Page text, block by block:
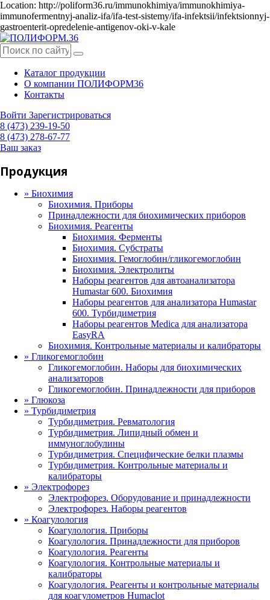
Location: http://poliform36.ru/immunokhimiya/immunokhimiya-
immunofermentnyj-analiz-ifa/ifa-test-sistemy/ifa-infektsii/infektsionnyj-
gastroenterit-opredelenie-antigenov-oki-v-kale
Каталог продукции
О компании ПОЛИФОРМ36
Контакты
Войти Зарегистрироваться
8 (473) 239-19-50
8 (473) 278-67-77
Ваш заказ
Продукция
» Биохимия
Биохимия. Приборы
Принадлежности для биохимических приборов
Биохимия. Реагенты
Биохимия. Ферменты
Биохимия. Субстраты
Биохимия. Гемоглобин/гликогемоглобин
Биохимия. Электролиты
Наборы реагентов для автоанализатора
Humastar 600. Биохимия
Наборы реагентов для анализатора Humastar
600. Турбидиметрия
Наборы реагентов Medica для анализатора
EasyRA
Биохимия. Контрольные материалы и калибраторы
» Гликогемоглобин
Гликогемоглобин. Наборы для биохимических
анализаторов
Гликогемоглобин. Принадлежности для приборов
» Глюкоза
» Турбидиметрия
Турбидиметрия. Ревматология
Турбидиметрия. Липидный обмен и
иммуноглобулины
Турбидиметрия. Специфические белки плазмы
Турбидиметрия. Контрольные материалы и
калибраторы
» Электрофорез
Электрофорез. Оборудование и принадлежности
Электрофорез. Наборы реагентов
» Коагулология
Коагулология. Приборы
Коагулология. Принадлежности для приборов
Коагулология. Реагенты
Коагулология. Контрольные материалы и
калибраторы
Коагулология. Реагенты и контрольные материалы
для коагулометров Humaclot